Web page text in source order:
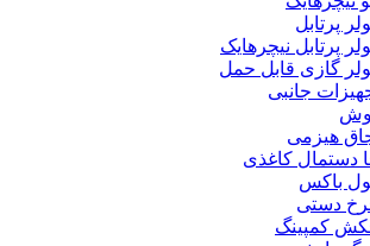
پرتابل
پرتابل نیچرهایک
گازی قابل حمل
جانبی
هیزمی
دستمال کاغذی
باکس
دستی
کمپینگ